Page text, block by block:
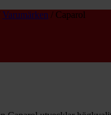
Varumärken / Caparol